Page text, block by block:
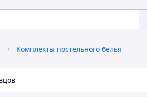
Комплекты постельного белья